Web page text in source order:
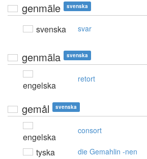
genmäle svenska
svenska svar
genmäla svenska
engelska
retort
gemål svenska
engelska
consort
tyska die Gemahlin -nen